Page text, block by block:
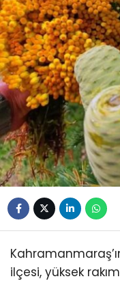
ilçesi, yüksek